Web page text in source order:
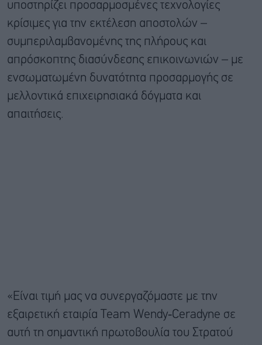
υποστηρίζει προσαρμοσμένες τεχνολογίες
κρίσιμες για την εκτέλεση αποστολών –
συμπεριλαμβανομένης της πλήρους και
απρόσκοπτης διασύνδεσης επικοινωνιών – με
ενσωματωμένη δυνατότητα προσαρμογής σε
μελλοντικά επιχειρησιακά δόγματα και
απαιτήσεις.
«Είναι τιμή μας να συνεργαζόμαστε με την
εξαιρετική εταιρία Team Wendy‑Ceradyne σε
αυτή τη σημαντική πρωτοβουλία του Στρατού